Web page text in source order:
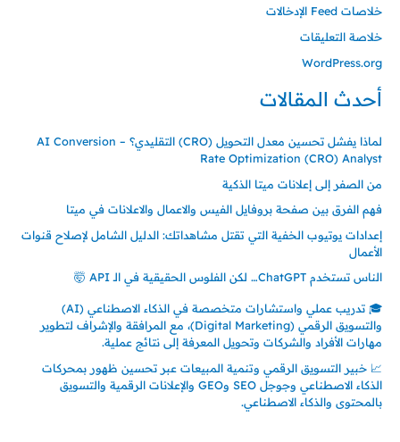
خلاصات Feed الإدخالات
خلاصة التعليقات
WordPress.org
أحدث المقالات
لماذا يفشل تحسين معدل التحويل (CRO) التقليدي؟ – AI Conversion
Rate Optimization (CRO) Analyst
من الصفر إلى إعلانات ميتا الذكية
فهم الفرق بين صفحة بروفايل الفيس والاعمال والاعلانات في ميتا
إعدادات يوتيوب الخفية التي تقتل مشاهداتك: الدليل الشامل لإصلاح قنوات
الأعمال
الناس تستخدم ChatGPT… لكن الفلوس الحقيقية في الـ API 🤯
🎓 تدريب عملي واستشارات متخصصة في الذكاء الاصطناعي (AI)
والتسويق الرقمي (Digital Marketing)، مع المرافقة والإشراف لتطوير
مهارات الأفراد والشركات وتحويل المعرفة إلى نتائج عملية.
📈 خبير التسويق الرقمي وتنمية المبيعات عبر تحسين ظهور بمحركات
الذكاء الاصطناعي وجوجل SEO وGEO والإعلانات الرقمية والتسويق
بالمحتوى والذكاء الاصطناعي.